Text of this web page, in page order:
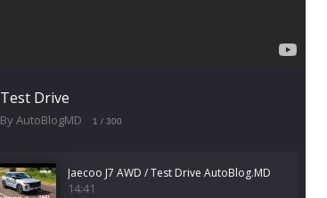
Test Drive
By AutoBlogMD 1 / 300
Jaecoo J7 AWD / Test Drive AutoBlog.MD
14:41